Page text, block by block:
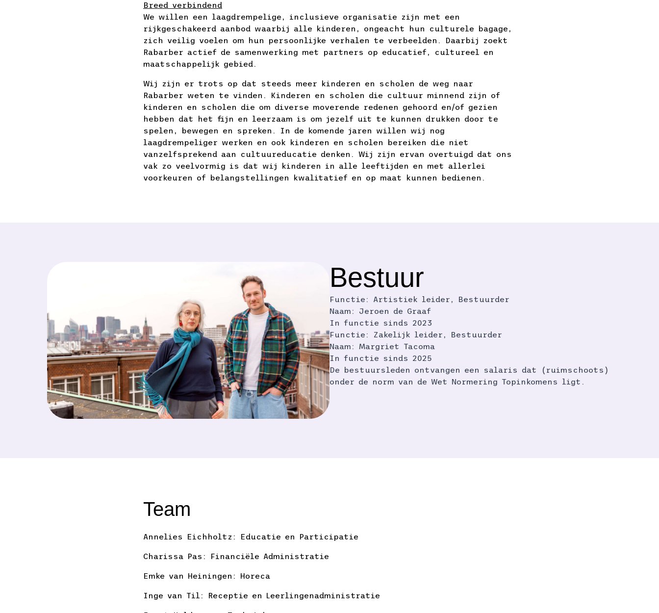
Breed verbindend
We willen een laagdrempelige, inclusieve organisatie zijn met een
rijkgeschakeerd aanbod waarbij alle kinderen, ongeacht hun culturele bagage,
zich veilig voelen om hun persoonlijke verhalen te verbeelden. Daarbij zoekt
Rabarber actief de samenwerking met partners op educatief, cultureel en
maatschappelijk gebied.
Wij zijn er trots op dat steeds meer kinderen en scholen de weg naar
Rabarber weten te vinden. Kinderen en scholen die cultuur minnend zijn of
kinderen en scholen die om diverse moverende redenen gehoord en/of gezien
hebben dat het fijn en leerzaam is om jezelf uit te kunnen drukken door te
spelen, bewegen en spreken. In de komende jaren willen wij nog
laagdrempeliger werken en ook kinderen en scholen bereiken die niet
vanzelfsprekend aan cultuureducatie denken. Wij zijn ervan overtuigd dat ons
vak zo veelvormig is dat wij kinderen in alle leeftijden en met allerlei
voorkeuren of belangstellingen kwalitatief en op maat kunnen bedienen.
Bestuur
Functie: Artistiek leider, Bestuurder
Naam: Jeroen de Graaf
In functie sinds 2023
Functie: Zakelijk leider, Bestuurder
Naam: Margriet Tacoma
In functie sinds 2025
De bestuursleden ontvangen een salaris dat (ruimschoots)
onder de norm van de Wet Normering Topinkomens ligt.
Team
Annelies Eichholtz: Educatie en Participatie
Charissa Pas: Financiële Administratie
Emke van Heiningen: Horeca
Inge van Til: Receptie en Leerlingenadministratie